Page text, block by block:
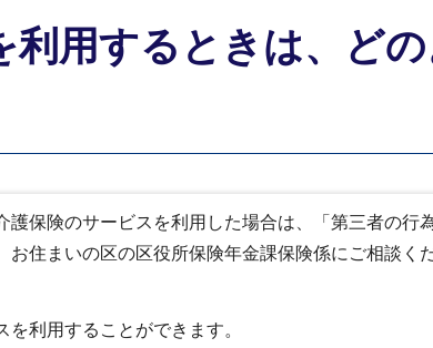
用するときは、ど
保険のサービスを利用した場合は、「第三者の行
住まいの区の区役所保険年金課保険係にご相談く
利用することができます。